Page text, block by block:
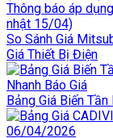
Thông báo áp
nhật 15/04)
So Sánh Giá
Giá Thiết Bị Điện
Bảng Giá Biến